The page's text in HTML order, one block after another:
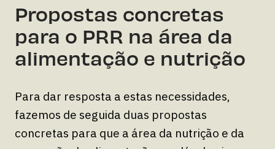
Propostas concretas
para o PRR na área da
alimentação e nutrição
Para dar resposta a estas necessidades,
fazemos de seguida duas propostas
concretas para que a área da nutrição e da